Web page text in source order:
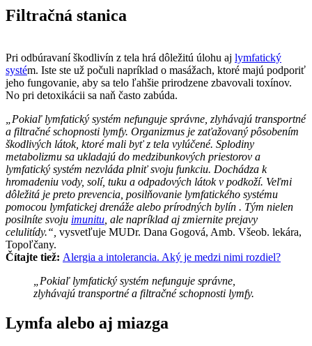
Filtračná stanica
Pri odbúravaní škodlivín z tela hrá dôležitú úlohu aj lymfatický
systém. Iste ste už počuli napríklad o masážach, ktoré majú podporiť
jeho fungovanie, aby sa telo ľahšie prirodzene zbavovali toxínov.
No pri detoxikácii sa naň často zabúda.
„Pokiaľ lymfatický systém nefunguje správne, zlyhávajú transportné
a filtračné schopnosti lymfy. Organizmus je zaťažovaný pôsobením
škodlivých látok, ktoré mali byť z tela vylúčené. Splodiny
metabolizmu sa ukladajú do medzibunkových priestorov a
lymfatický systém nezvláda plniť svoju funkciu. Dochádza k
hromadeniu vody, solí, tuku a odpadových látok v podkoží. Veľmi
dôležitá je preto prevencia, posilňovanie lymfatického systému
pomocou lymfatickej drenáže alebo prírodných bylín . Tým nielen
posilníte svoju imunitu , ale napríklad aj zmiernite prejavy
celulitídy.“, vysvetľuje MUDr. Dana Gogová, Amb. Všeob. lekára,
Topoľčany.
Čítajte tiež: Alergia a intolerancia. Aký je medzi nimi rozdiel?
„Pokiaľ lymfatický systém nefunguje správne,
zlyhávajú transportné a filtračné schopnosti lymfy.
Lymfa alebo aj miazga